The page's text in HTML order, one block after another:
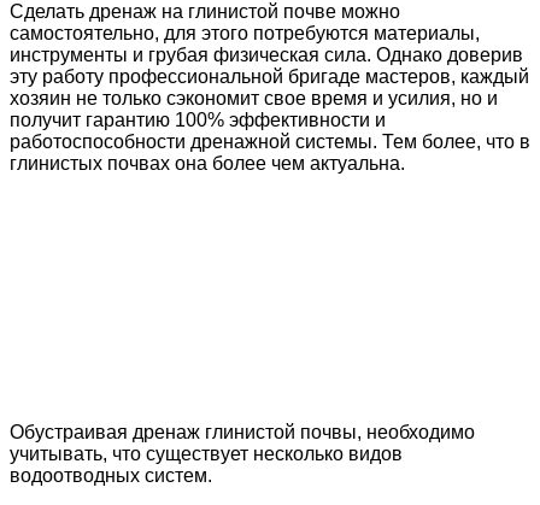
Сделать дренаж на глинистой почве можно
самостоятельно, для этого потребуются материалы,
инструменты и грубая физическая сила. Однако доверив
эту работу профессиональной бригаде мастеров, каждый
хозяин не только сэкономит свое время и усилия, но и
получит гарантию 100% эффективности и
работоспособности дренажной системы. Тем более, что в
глинистых почвах она более чем актуальна.
Обустраивая дренаж глинистой почвы, необходимо
учитывать, что существует несколько видов
водоотводных систем.